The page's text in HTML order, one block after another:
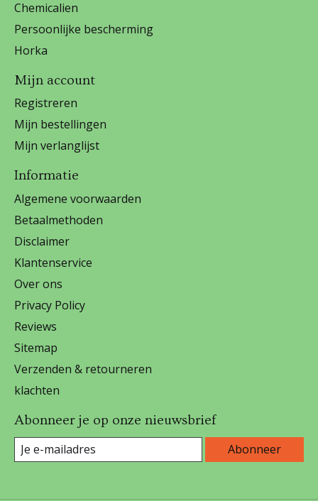
Chemicalien
Persoonlijke bescherming
Horka
Mijn account
Registreren
Mijn bestellingen
Mijn verlanglijst
Informatie
Algemene voorwaarden
Betaalmethoden
Disclaimer
Klantenservice
Over ons
Privacy Policy
Reviews
Sitemap
Verzenden & retourneren
klachten
Abonneer je op onze nieuwsbrief
Abonneer